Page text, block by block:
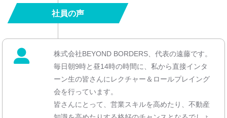
社員の声
株式会社BEYOND BORDERS、代表の遠藤です。
毎日朝9時と昼14時の時間に、私から直接インタ
ーン生の皆さんにレクチャー＆ロールプレイング
会を行っています。
皆さんにとって、営業スキルを高めたり、不動産